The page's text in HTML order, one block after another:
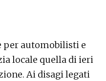
per automobilisti e
locale quella di ieri
Ai disagi legati